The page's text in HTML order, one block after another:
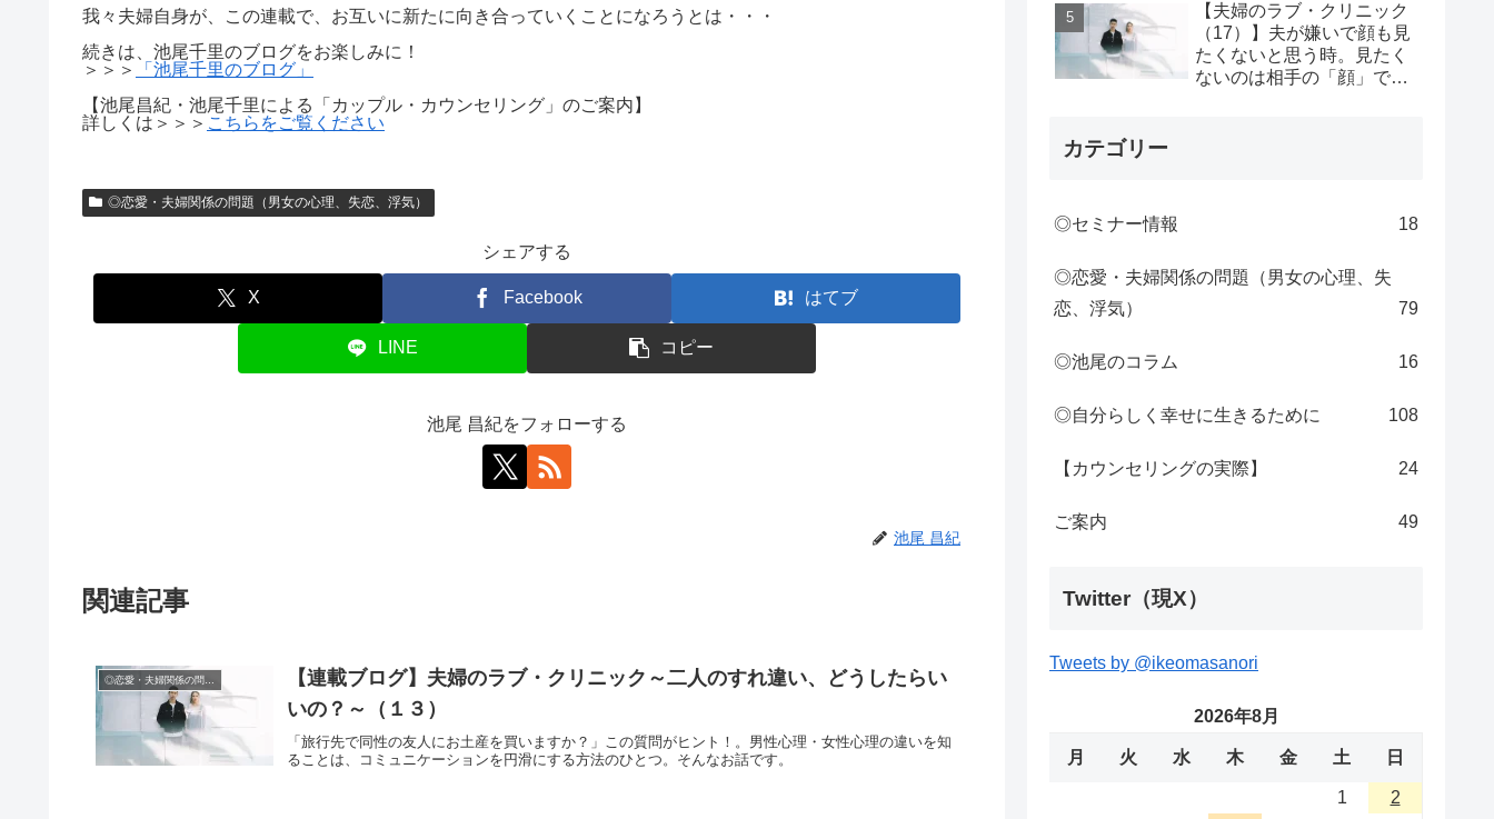
我々夫婦自身が、この連載で、お互いに新たに向き合っていくことになろうとは・・・
続きは、池尾千里のブログをお楽しみに！
＞＞＞
「池尾千里のブログ」
【池尾昌紀・池尾千里による「カップル・カウンセリング」のご案内】
詳しくは＞＞＞ こちらをご覧ください
◎恋愛・夫婦関係の問題（男女の心理、失恋、浮気）
シェアする
X Facebook はてブ
LINE コピー
池尾 昌紀をフォローする
池尾 昌紀
関連記事
【連載ブログ】夫婦のラブ・クリニック～二人のすれ違い、どうしたらい
いの？～（１３）
「旅行先で同性の友人にお土産を買いますか？」この質問がヒント！。男性心理・女性心理の違いを知
ることは、コミュニケーションを円滑にする方法のひとつ。そんなお話です。
【夫婦のラブ・クリニック
（17）】夫が嫌いで顔も見
たくないと思う時。見たく
ないのは相手の「顔」では
カテゴリー
◎セミナー情報 18
◎恋愛・夫婦関係の問題（男女の心理、失
恋、浮気）
79
◎池尾のコラム 16
◎自分らしく幸せに生きるために 108
【カウンセリングの実際】 24
ご案内 49
Twitter（現X）
Tweets by @ikeomasanori
2026年8月
月 火 水 木 金 土 日
1 2